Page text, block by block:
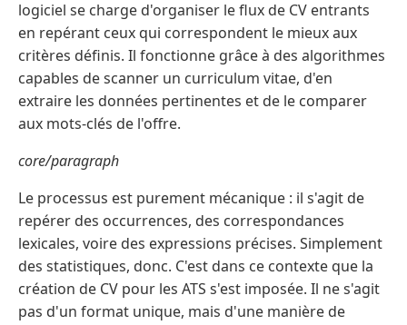
logiciel se charge d'organiser le flux de CV entrants
en repérant ceux qui correspondent le mieux aux
critères définis. Il fonctionne grâce à des algorithmes
capables de scanner un curriculum vitae, d'en
extraire les données pertinentes et de le comparer
aux mots-clés de l'offre.
core/paragraph
Le processus est purement mécanique : il s'agit de
repérer des occurrences, des correspondances
lexicales, voire des expressions précises. Simplement
des statistiques, donc. C'est dans ce contexte que la
création de CV pour les ATS s'est imposée. Il ne s'agit
pas d'un format unique, mais d'une manière de